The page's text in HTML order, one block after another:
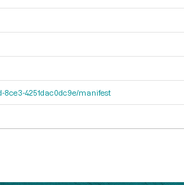
8ce3-4251dac0dc9e/manifest